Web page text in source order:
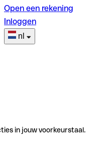
Open een rekening
Inloggen
nl
in jouw voorkeurstaal.